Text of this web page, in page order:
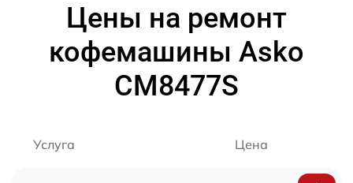
Цены на ремонт
кофемашины Asko
CM8477S
Услуга Цена